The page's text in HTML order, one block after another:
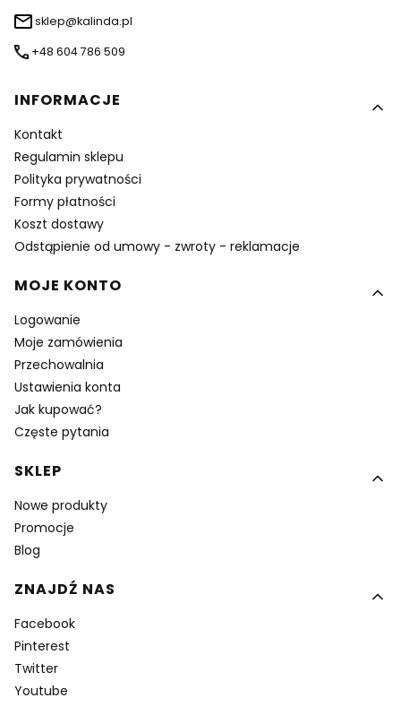
sklep@kalinda.pl
+48 604 786 509
Linki w stopce
INFORMACJE
Kontakt
Regulamin sklepu
Polityka prywatności
Formy płatności
Koszt dostawy
Odstąpienie od umowy - zwroty - reklamacje
MOJE KONTO
Logowanie
Moje zamówienia
Przechowalnia
Ustawienia konta
Jak kupować?
Częste pytania
SKLEP
Nowe produkty
Promocje
Blog
ZNAJDŹ NAS
Facebook
Pinterest
Twitter
Youtube